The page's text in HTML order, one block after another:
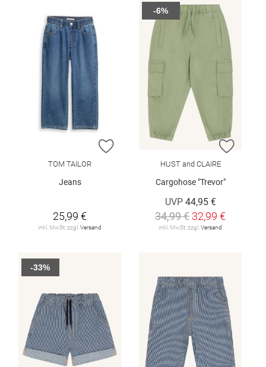
ZUR WUNSCHLISTE HINZUFÜGEN
TOM TAILOR
Jeans
25,99 €
inkl. MwSt. zzgl. Versand
ZUR
HUST and CLAIRE
Cargohose "Trevor"
UVP 44,95 €
34,99 € 32,99 €
inkl. MwSt. zzgl. Versand
-6%
-33%